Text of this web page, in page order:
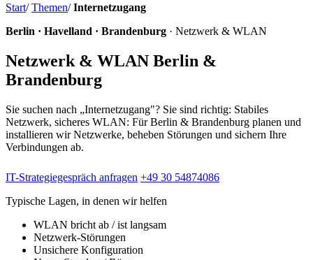
Start/ Themen/ Internetzugang
Berlin · Havelland · Brandenburg · Netzwerk & WLAN
Netzwerk & WLAN Berlin &
Brandenburg
Sie suchen nach „Internetzugang"? Sie sind richtig: Stabiles
Netzwerk, sicheres WLAN: Für Berlin & Brandenburg planen und
installieren wir Netzwerke, beheben Störungen und sichern Ihre
Verbindungen ab.
IT-Strategiegespräch anfragen +49 30 54874086
Typische Lagen, in denen wir helfen
WLAN bricht ab / ist langsam
Netzwerk-Störungen
Unsichere Konfiguration